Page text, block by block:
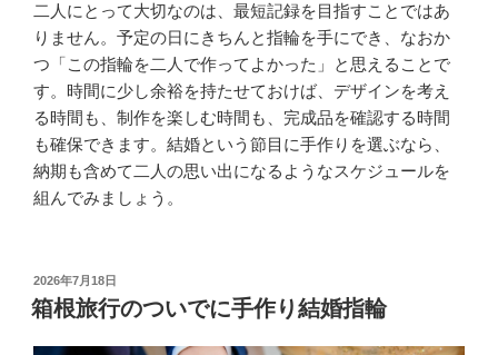
二人にとって大切なのは、最短記録を目指すことではあ
りません。予定の日にきちんと指輪を手にでき、なおか
つ「この指輪を二人で作ってよかった」と思えることで
す。時間に少し余裕を持たせておけば、デザインを考え
る時間も、制作を楽しむ時間も、完成品を確認する時間
も確保できます。結婚という節目に手作りを選ぶなら、
納期も含めて二人の思い出になるようなスケジュールを
組んでみましょう。
投
稿
日:
2026年7月18日
箱根旅行のついでに手作り結婚指輪